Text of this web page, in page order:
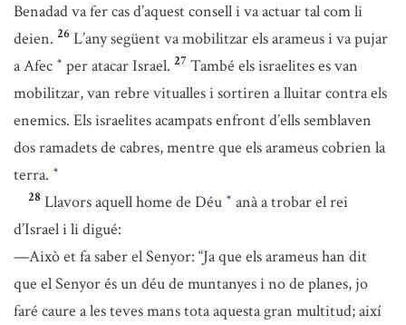
Benadad va fer cas d’aquest consell i va actuar tal com li
deien. 26 L’any següent va mobilitzar els arameus i va pujar
a Afec * per atacar Israel. 27 També els israelites es van
mobilitzar, van rebre vitualles i sortiren a lluitar contra els
enemics. Els israelites acampats enfront d’ells semblaven
dos ramadets de cabres, mentre que els arameus cobrien la
terra. *
28 Llavors aquell home de Déu * anà a trobar el rei
d’Israel i li digué:
—Això et fa saber el Senyor: “Ja que els arameus han dit
que el Senyor és un déu de muntanyes i no de planes, jo
faré caure a les teves mans tota aquesta gran multitud; així